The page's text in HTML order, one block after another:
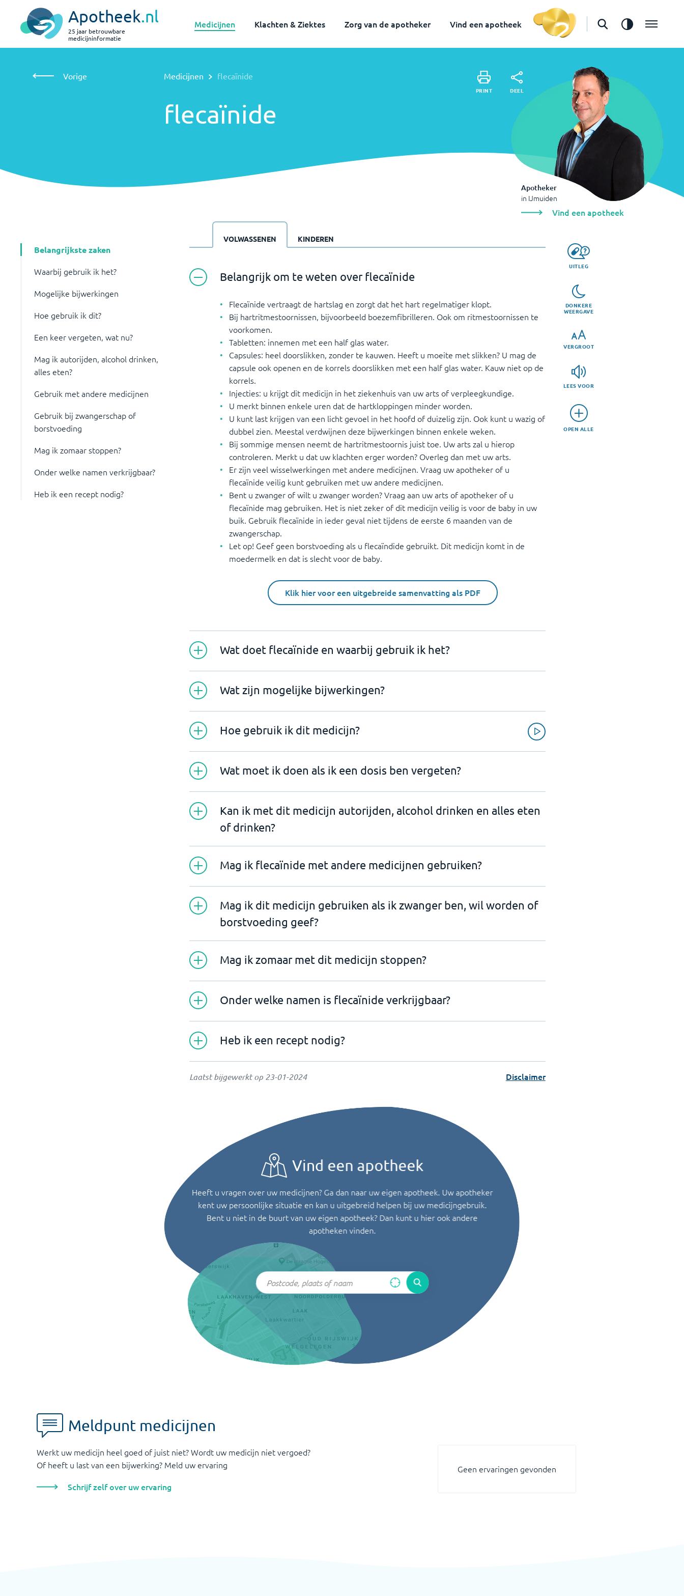
Apotheek.nl
25 jaar betrouwbare
medicijninformatie
Medicijnen Klachten & Ziektes Zorg van de apotheker Vind een apotheek
IJmuiden
Vind een apotheek
Vorige Medicijnen flecaïnide
flecaïnide
PRINT DEEL
Apotheker
in IJmuiden
Vind een apotheek
Belangrijkste zaken
Waarbij gebruik ik het?
Mogelijke bijwerkingen
Hoe gebruik ik dit?
Een keer vergeten, wat nu?
Mag ik autorijden, alcohol drinken,
alles eten?
Gebruik met andere medicijnen
Gebruik bij zwangerschap of
borstvoeding
Mag ik zomaar stoppen?
Onder welke namen verkrijgbaar?
Heb ik een recept nodig?
UITLEG
DONKERE
WEERGAVE
VERGROOT
LEES VOOR
OPEN ALLE
VOLWASSENEN KINDEREN
Belangrijk om te weten over flecaïnide
Flecaïnide vertraagt de hartslag en zorgt dat het hart regelmatiger klopt.
Bij hartritmestoornissen, bijvoorbeeld boezemfibrilleren. Ook om ritmestoornissen te
voorkomen.
Tabletten: innemen met een half glas water.
Capsules: heel doorslikken, zonder te kauwen. Heeft u moeite met slikken? U mag de
capsule ook openen en de korrels doorslikken met een half glas water. Kauw niet op de
korrels.
Injecties: u krijgt dit medicijn in het ziekenhuis van uw arts of verpleegkundige.
U merkt binnen enkele uren dat de hartkloppingen minder worden.
U kunt last krijgen van een licht gevoel in het hoofd of duizelig zijn. Ook kunt u wazig of
dubbel zien. Meestal verdwijnen deze bijwerkingen binnen enkele weken.
Bij sommige mensen neemt de hartritmestoornis juist toe. Uw arts zal u hierop
controleren. Merkt u dat uw klachten erger worden? Overleg dan met uw arts.
Er zijn veel wisselwerkingen met andere medicijnen. Vraag uw apotheker of u
flecaïnide veilig kunt gebruiken met uw andere medicijnen.
Bent u zwanger of wilt u zwanger worden? Vraag aan uw arts of apotheker of u
flecaïnide mag gebruiken. Het is niet zeker of dit medicijn veilig is voor de baby in uw
buik. Gebruik flecaïnide in ieder geval niet tijdens de eerste 6 maanden van de
zwangerschap.
Let op! Geef geen borstvoeding als u flecaïndide gebruikt. Dit medicijn komt in de
moedermelk en dat is slecht voor de baby.
Klik hier voor een uitgebreide samenvatting als PDF
Wat doet flecaïnide en waarbij gebruik ik het?
Wat zijn mogelijke bijwerkingen?
Hoe gebruik ik dit medicijn?
Wat moet ik doen als ik een dosis ben vergeten?
Kan ik met dit medicijn autorijden, alcohol drinken en alles eten
of drinken?
Mag ik flecaïnide met andere medicijnen gebruiken?
Mag ik dit medicijn gebruiken als ik zwanger ben, wil worden of
borstvoeding geef?
Mag ik zomaar met dit medicijn stoppen?
Onder welke namen is flecaïnide verkrijgbaar?
Heb ik een recept nodig?
Laatst bijgewerkt op 23-01-2024 Disclaimer
Vind een apotheek
Heeft u vragen over uw medicijnen? Ga dan naar uw eigen apotheek. Uw apotheker
kent uw persoonlijke situatie en kan u uitgebreid helpen bij uw medicijngebruik.
Bent u niet in de buurt van uw eigen apotheek? Dan kunt u hier ook andere
apotheken vinden.
Meldpunt medicijnen
Werkt uw medicijn heel goed of juist niet? Wordt uw medicijn niet vergoed?
Of heeft u last van een bijwerking? Meld uw ervaring
Schrijf zelf over uw ervaring
Geen ervaringen gevonden